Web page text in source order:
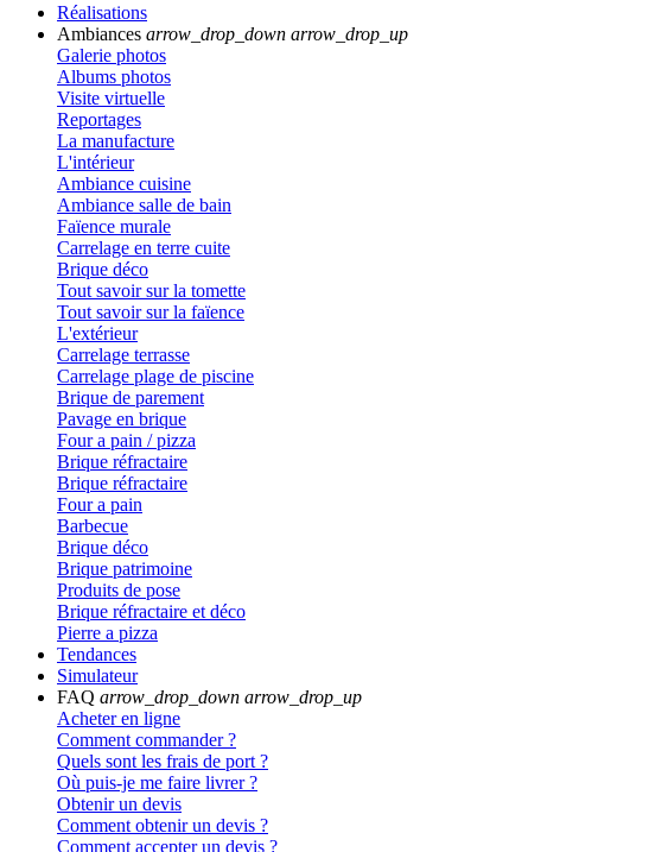
Réalisations
Ambiances arrow_drop_down arrow_drop_up
Galerie photos
Albums photos
Visite virtuelle
Reportages
La manufacture
L'intérieur
Ambiance cuisine
Ambiance salle de bain
Faïence murale
Carrelage en terre cuite
Brique déco
Tout savoir sur la tomette
Tout savoir sur la faïence
L'extérieur
Carrelage terrasse
Carrelage plage de piscine
Brique de parement
Pavage en brique
Four a pain / pizza
Brique réfractaire
Brique réfractaire
Four a pain
Barbecue
Brique déco
Brique patrimoine
Produits de pose
Brique réfractaire et déco
Pierre a pizza
Tendances
Simulateur
FAQ arrow_drop_down arrow_drop_up
Acheter en ligne
Comment commander ?
Quels sont les frais de port ?
Où puis-je me faire livrer ?
Obtenir un devis
Comment obtenir un devis ?
Comment accepter un devis ?